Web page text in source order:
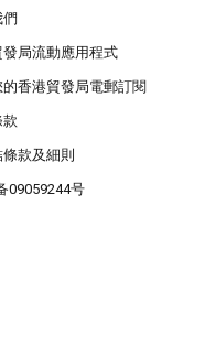
們
發局流動應用程式
的香港貿發局電郵訂閱
條款及細則
09059244号